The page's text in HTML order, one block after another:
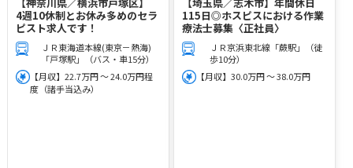
【神奈川県／横浜市戸塚区】
4週10休制とお休み多めのセラ
ピスト求人です！
ＪＲ東海道本線(東京－熱海)
「戸塚駅」（バス・車15分）
【月収】22.7万円 ～ 24.0万円程
度（諸手当込み）
【埼玉県／志木市】年間休日
115日◎ホスピスにおける作業
療法士募集〈正社員〉
ＪＲ京浜東北線「蕨駅」（徒
歩10分）
【月収】30.0万円 ～ 38.0万円